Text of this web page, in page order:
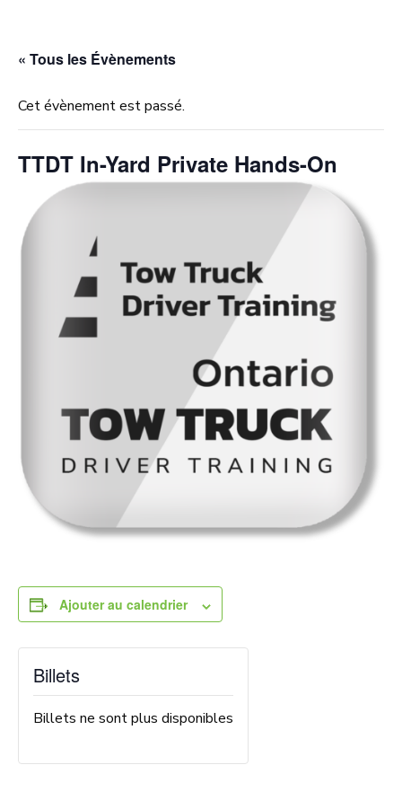
« Tous les Évènements
Cet évènement est passé.
TTDT In-Yard Private Hands-On
Ajouter au calendrier
Billets
Billets ne sont plus disponibles